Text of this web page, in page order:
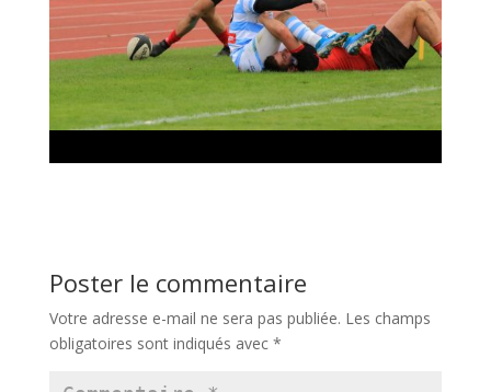
Poster le commentaire
Votre adresse e-mail ne sera pas publiée. Les champs
obligatoires sont indiqués avec *